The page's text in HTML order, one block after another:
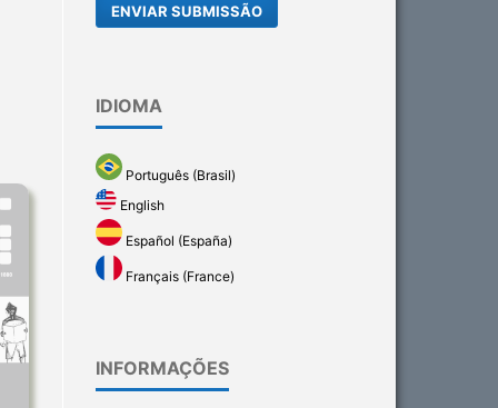
ENVIAR SUBMISSÃO
IDIOMA
Português (Brasil)
English
Español (España)
Français (France)
INFORMAÇÕES